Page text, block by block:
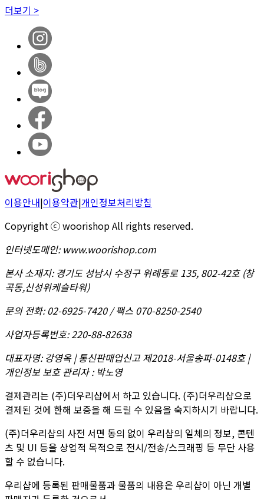
더보기 >
이용안내|이용약관|개인정보처리방침
Copyright ⓒ woorishop All rights reserved.
인터넷도메인:www.woorishop.com
본사 소재지:경기도 성남시 수정구 위례동로 135, 802-42호 (창
곡동,신성위케슬타워)
문의 전화:02-6925-7420 / 팩스 070-8250-2540
사업자등록번호:220-88-82638
대표자명:강영옥 | 통신판매업신고 제2018-서울송파-0148호 |
개인정보 보호 관리자 : 박노영
결제관리는 (주)더우리샵에서 하고 있습니다. (주)더우리샵으로
결제된 것에 한해 보증을 해 드릴 수 있음을 숙지하시기 바랍니다.
(주)더우리샵의 사전 서면 동의 없이 우리샵의 일체의 정보, 콘텐
츠 및 UI 등을 상업적 목적으로 전시/전송/스크래핑 등 무단 사용
할 수 없습니다.
우리샵에 등록된 판매물품과 물품의 내용은 우리샵이 아닌 개별